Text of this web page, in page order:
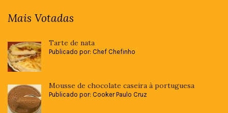
Mais Votadas
Tarte de nata
Publicado por: Chef Chefinho
Mousse de chocolate caseira à portuguesa
Publicado por: Cooker Paulo Cruz